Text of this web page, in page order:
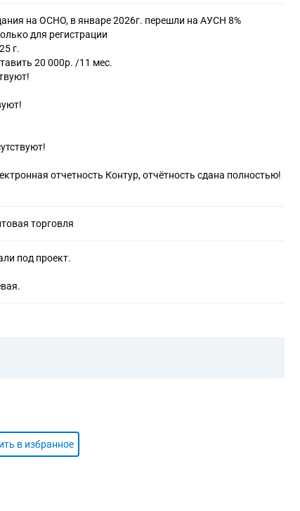
на ОСНО, в январе 2026г. перешли на АУСН 8%
для регистрации
г.
20 000р. /11 мес.
отчетность Контур, отчётность сдана полностью!
торговля
под проект.
в избранное